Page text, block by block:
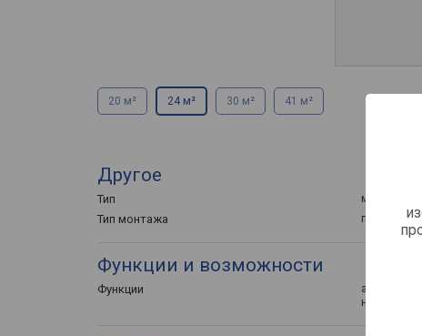
20 м² 24 м² 30 м² 41 м²
Другое
Тип
Тип монтажа
Функции и возможности
Функции
ночной